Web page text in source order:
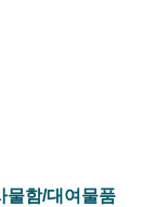
물함/대여물품